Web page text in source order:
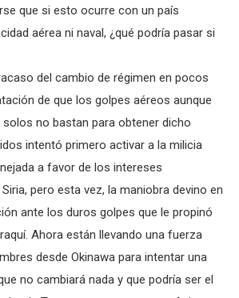
que si esto ocurre con un país
aérea ni naval, ¿qué podría pasar si
del cambio de régimen en pocos
de que los golpes aéreos aunque
no bastan para obtener dicho
intentó primero activar a la milicia
a favor de los intereses
pero esta vez, la maniobra devino en
ante los duros golpes que le propinó
Ahora están llevando una fuerza
desde Okinawa para intentar una
no cambiará nada y que podría ser el